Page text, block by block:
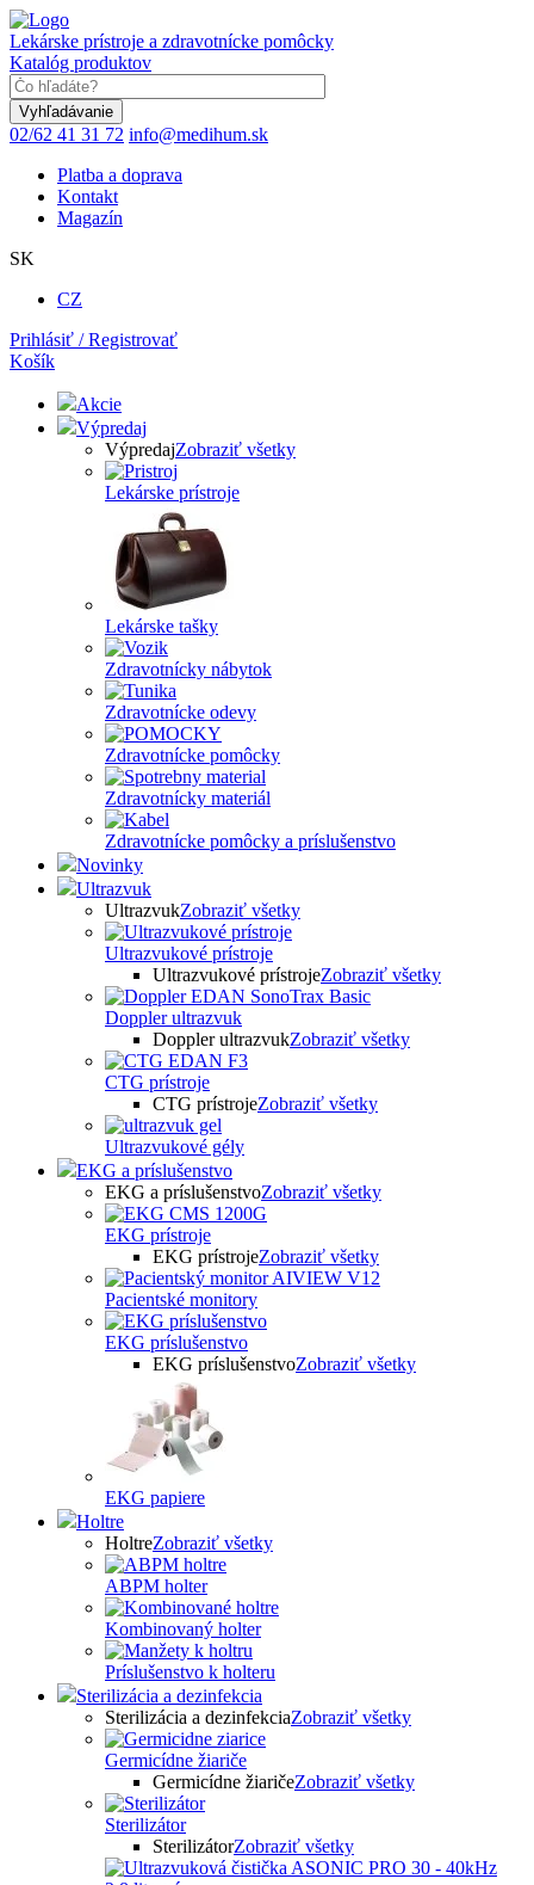
Skočiť
na
hlavný
obsah
Lekárske prístroje a zdravotnícke pomôcky
Katalóg produktov
02/62 41 31 72 info@medihum.sk
Platba a doprava
Kontakt
Magazín
SK
CZ
Prihlásiť / Registrovať
Košík
Akcie
Výpredaj
VýpredajZobraziť všetky
Lekárske prístroje
Lekárske tašky
Zdravotnícky nábytok
Zdravotnícke odevy
Zdravotnícke pomôcky
Zdravotnícky materiál
Zdravotnícke pomôcky a príslušenstvo
Novinky
Ultrazvuk
UltrazvukZobraziť všetky
Ultrazvukové prístroje
Ultrazvukové prístrojeZobraziť všetky
Doppler ultrazvuk
Doppler ultrazvukZobraziť všetky
CTG prístroje
CTG prístrojeZobraziť všetky
Ultrazvukové gély
EKG a príslušenstvo
EKG a príslušenstvoZobraziť všetky
EKG prístroje
EKG prístrojeZobraziť všetky
Pacientské monitory
EKG príslušenstvo
EKG príslušenstvoZobraziť všetky
EKG papiere
Holtre
HoltreZobraziť všetky
ABPM holter
Kombinovaný holter
Príslušenstvo k holteru
Sterilizácia a dezinfekcia
Sterilizácia a dezinfekciaZobraziť všetky
Germicídne žiariče
Germicídne žiaričeZobraziť všetky
Sterilizátor
SterilizátorZobraziť všetky